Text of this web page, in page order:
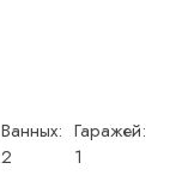
Ванных:
2
Гаражей:
1